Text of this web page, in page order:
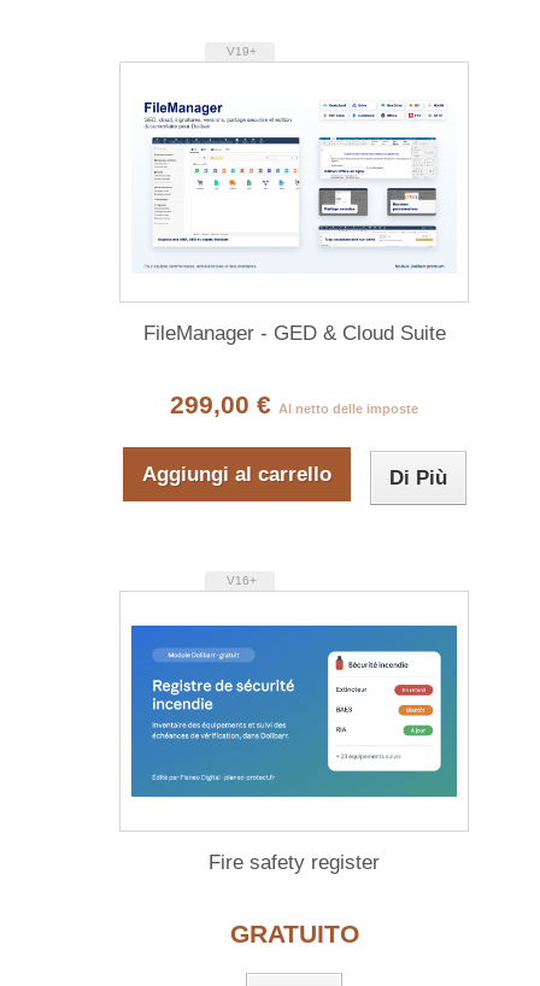
V19+
FileManager - GED & Cloud Suite
299,00 € Al netto delle imposte
Aggiungi al carrello Di Più
V16+
Fire safety register
GRATUITO